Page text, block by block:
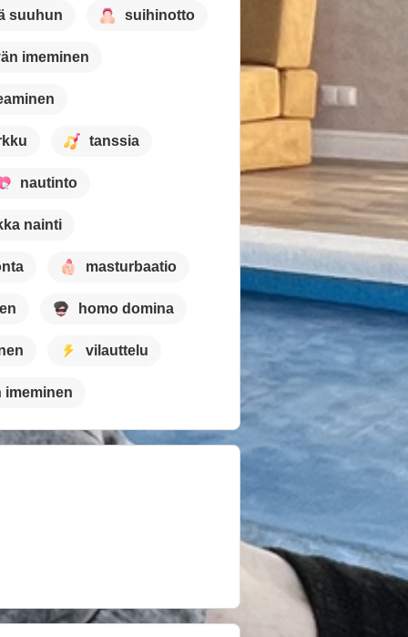
suuhun suihinotto
imeminen
tanssia
nautinto
nainti
masturbaatio
homo domina
vilauttelu
imeminen